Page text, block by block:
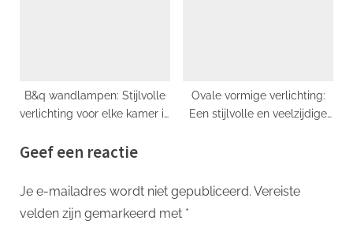
B&q wandlampen: Stijlvolle
verlichting voor elke kamer in
Ovale vormige verlichting:
Een stijlvolle en veelzijdige
Geef een reactie
Je e-mailadres wordt niet gepubliceerd. Vereiste
velden zijn gemarkeerd met *